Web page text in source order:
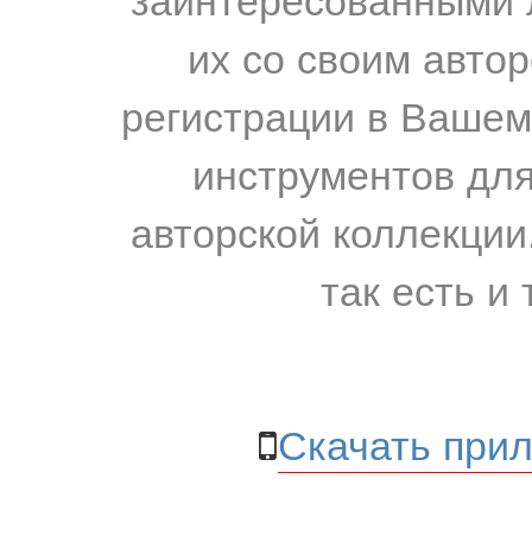
их со своим
регистрации в
инструментов
авторской
так есть и
Скачать